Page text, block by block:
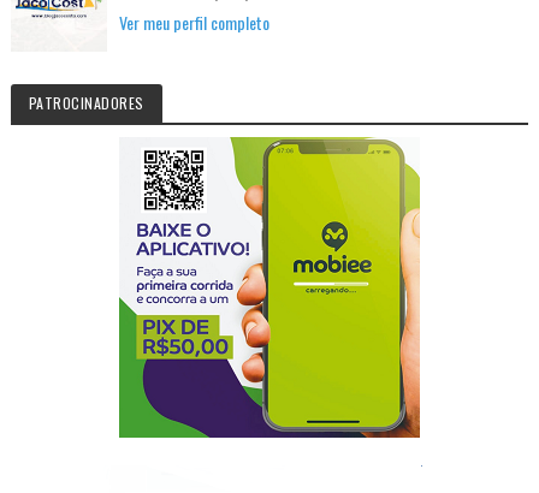
Ver meu perfil completo
PATROCINADORES